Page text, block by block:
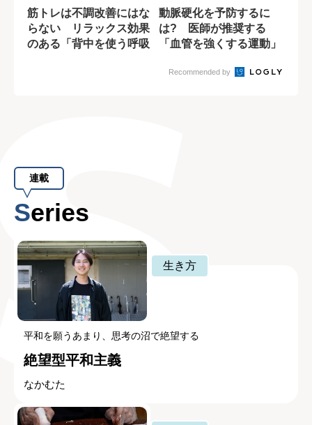
筋トレは不調改善にはな
らない リラックス効果
のある「背中を使う呼吸
動脈硬化を予防するに
は? 医師が推奨する
「血管を強くする運動」
Recommended by
連載
Series
生き方
平和を願うあまり、思考の沼で絶望する
絶望型平和主義
なかむた